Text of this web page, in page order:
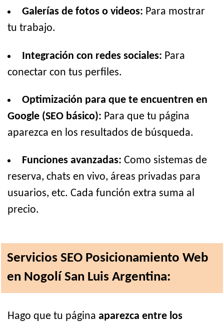
Galerías de fotos o videos: Para mostrar
tu trabajo.
Integración con redes sociales: Para
conectar con tus perfiles.
Optimización para que te encuentren en
Google (SEO básico): Para que tu página
aparezca en los resultados de búsqueda.
Funciones avanzadas: Como sistemas de
reserva, chats en vivo, áreas privadas para
usuarios, etc. Cada función extra suma al
precio.
Servicios SEO Posicionamiento Web
en Nogolí San Luis Argentina:
Hago que tu página aparezca entre los